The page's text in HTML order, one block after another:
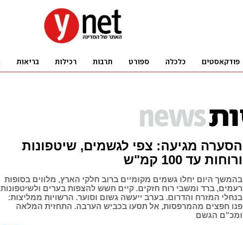
הסערה מגיעה: צפי לגשמים, שיטפונות
ורוחות עד 100 קמ"ש
בהמשך היום יחלו גשמים מקומיים ברוב חלקי הארץ, מלווים בסופות
רעמים, ברד ומשבי רוח חזקים. קיים חשש להצפות בערים ולשיטפונות
בנחלי המזרח והדרום. בערב ייעשה גשום וסוער. הרשויות ממליצות:
פנו חפצים מהמרפסות, אל תסעו בכביש הערבה. התחזית המלאה
ומכ"ם הגשם